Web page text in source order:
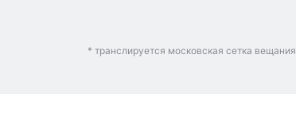
* транслируется московская сетка вещания